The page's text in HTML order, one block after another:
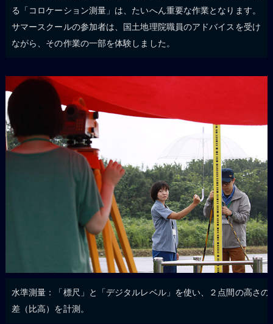
る「コロケーション測量」は、たいへん重要な作業となります。
サマースクールの参加者は、国土地理院職員のアドバイスを受け
ながら、その作業の一部を体験しました。
水準測量：「標尺」と「デジタルレベル」を使い、２点間の高さの
差（比高）を計測。